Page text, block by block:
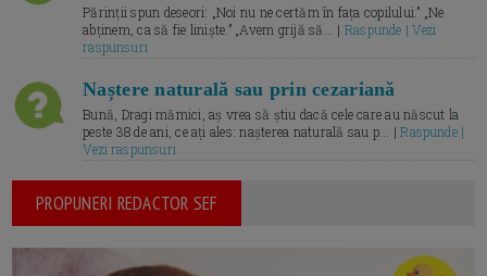
Părinții spun deseori: „Noi nu ne certăm în fața copilului.” „Ne
abținem, ca să fie liniște.” „Avem grijă să... | Raspunde | Vezi
raspunsuri
Naștere naturală sau prin cezariană
Bună, Dragi mămici, aș vrea să știu dacă cele care au născut la
peste 38 de ani, ce ați ales: nașterea naturală sau p... |Raspunde |
Vezi raspunsuri
PROPUNERI REDACTOR SEF